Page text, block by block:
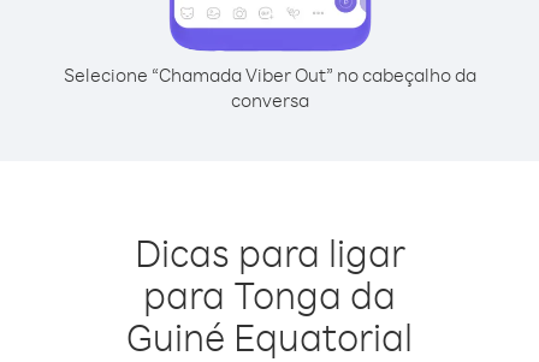
Selecione “Chamada Viber Out” no cabeçalho da
conversa
Dicas para ligar
para Tonga da
Guiné Equatorial